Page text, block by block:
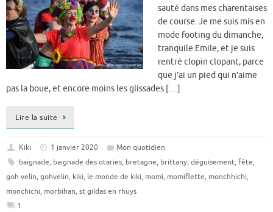
sauté dans mes charentaises
de course. Je me suis mis en
mode footing du dimanche,
tranquile Emile, et je suis
rentré clopin clopant, parce
que j’ai un pied qui n’aime
pas la boue, et encore moins les glissades […]
Lire la suite
Kiki 1 janvier 2020
Mon quotidien
baignade, baignade des otaries, bretagne, brittany, déguisement, fête,
goh velin, gohvelin, kiki, le monde de kiki, momi, momiflette, monchhichi,
monchichi, morbihan, st gildas en rhuys
1